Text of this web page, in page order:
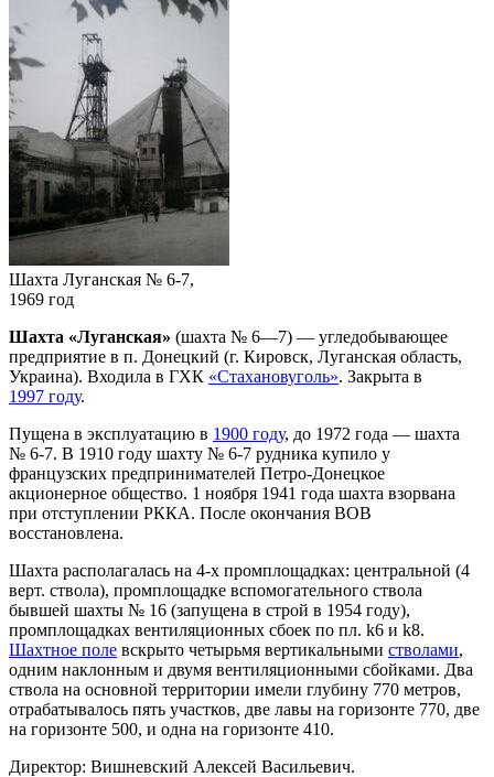
Шахта Луганская № 6-7,
1969 год
Шахта «Луганская» (шахта № 6—7) — угледобывающее
предприятие в п. Донецкий (г. Кировск, Луганская область,
Украина). Входила в ГХК «Стахановуголь». Закрыта в
1997 году.
Пущена в эксплуатацию в 1900 году, до 1972 года — шахта
№ 6-7. В 1910 году шахту № 6-7 рудника купило у
французских предпринимателей Петро-Донецкое
акционерное общество. 1 ноября 1941 года шахта взорвана
при отступлении РККА. После окончания ВОВ
восстановлена.
Шахта располагалась на 4-х промплощадках: центральной (4
верт. ствола), промплощадке вспомогательного ствола
бывшей шахты № 16 (запущена в строй в 1954 году),
промплощадках вентиляционных сбоек по пл. k6 и k8.
Шахтное поле вскрыто четырьмя вертикальными стволами,
одним наклонным и двумя вентиляционными сбойками. Два
ствола на основной территории имели глубину 770 метров,
отрабатывалось пять участков, две лавы на горизонте 770, две
на горизонте 500, и одна на горизонте 410.
Директор: Вишневский Алексей Васильевич.